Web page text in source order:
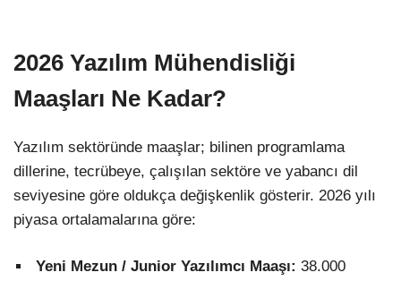
2026 Yazılım Mühendisliği
Maaşları Ne Kadar?
Yazılım sektöründe maaşlar; bilinen programlama
dillerine, tecrübeye, çalışılan sektöre ve yabancı dil
seviyesine göre oldukça değişkenlik gösterir. 2026 yılı
piyasa ortalamalarına göre:
Yeni Mezun / Junior Yazılımcı Maaşı: 38.000